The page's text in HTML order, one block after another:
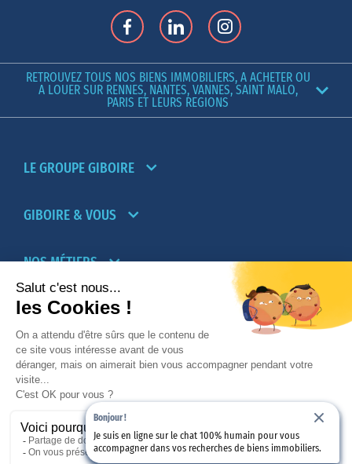
RETROUVEZ TOUS NOS BIENS IMMOBILIERS, A ACHETER OU
A LOUER SUR RENNES, NANTES, VANNES, SAINT MALO,
PARIS ET LEURS REGIONS
LE GROUPE GIBOIRE
GIBOIRE & VOUS
NOS MÉTIERS
PARTENAIRES
NOTRE RÉSEAU D’AGENCES TRANSACTION-
LOCATION
PROMOTION IMMOBILIÈRE ET AMÉNAGEMENT
Bonjour !
Je suis en ligne sur le chat 100% humain pour vous
accompagner dans vos recherches de biens immobiliers.